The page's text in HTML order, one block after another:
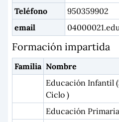
Teléfono
950359902
email
Formación impartida
Familia Nombre
Educación Infantil
Ciclo )
Educación Primaria